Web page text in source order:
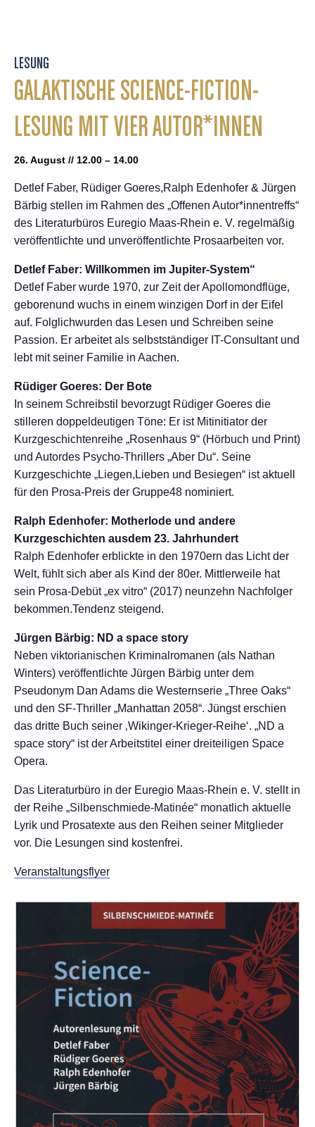
LESUNG
GALAKTISCHE SCIENCE-FICTION-
LESUNG MIT VIER AUTOR*INNEN
26. August // 12.00 – 14.00
Detlef Faber, Rüdiger Goeres,Ralph Edenhofer & Jürgen
Bärbig stellen im Rahmen des „Offenen Autor*innentreffs“
des Literaturbüros Euregio Maas-Rhein e. V. regelmäßig
veröffentlichte und unveröffentlichte Prosaarbeiten vor.
Detlef Faber: Willkommen im Jupiter-System“
Detlef Faber wurde 1970, zur Zeit der Apollomondflüge,
geborenund wuchs in einem winzigen Dorf in der Eifel
auf. Folglichwurden das Lesen und Schreiben seine
Passion. Er arbeitet als selbstständiger IT-Consultant und
lebt mit seiner Familie in Aachen.
Rüdiger Goeres: Der Bote
In seinem Schreibstil bevorzugt Rüdiger Goeres die
stilleren doppeldeutigen Töne: Er ist Mitinitiator der
Kurzgeschichtenreihe „Rosenhaus 9“ (Hörbuch und Print)
und Autordes Psycho-Thrillers „Aber Du“. Seine
Kurzgeschichte „Liegen,Lieben und Besiegen“ ist aktuell
für den Prosa-Preis der Gruppe48 nominiert.
Ralph Edenhofer: Motherlode und andere
Kurzgeschichten ausdem 23. Jahrhundert
Ralph Edenhofer erblickte in den 1970ern das Licht der
Welt, fühlt sich aber als Kind der 80er. Mittlerweile hat
sein Prosa-Debüt „ex vitro“ (2017) neunzehn Nachfolger
bekommen.Tendenz steigend.
Jürgen Bärbig: ND a space story
Neben viktorianischen Kriminalromanen (als Nathan
Winters) veröffentlichte Jürgen Bärbig unter dem
Pseudonym Dan Adams die Westernserie „Three Oaks“
und den SF-Thriller „Manhattan 2058“. Jüngst erschien
das dritte Buch seiner ‚Wikinger-Krieger-Reihe‘. „ND a
space story“ ist der Arbeitstitel einer dreiteiligen Space
Opera.
Das Literaturbüro in der Euregio Maas-Rhein e. V. stellt in
der Reihe „Silbenschmiede-Matinée“ monatlich aktuelle
Lyrik und Prosatexte aus den Reihen seiner Mitglieder
vor. Die Lesungen sind kostenfrei.
Veranstaltungsflyer